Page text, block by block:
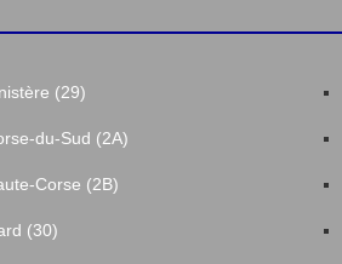
(29)
du-Sud (2A)
Corse (2B)
(30)